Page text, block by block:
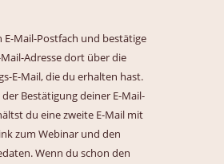
E-Mail-Postfach und bestätige
Adresse dort über die
E-Mail, die du erhalten hast.
Bestätigung deiner E-Mail-
du eine zweite E-Mail mit
zum Webinar und den
Wenn du schon den